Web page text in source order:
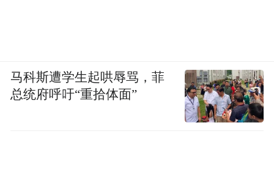
马科斯遭学生起哄辱骂，菲
总统府呼吁“重拾体面”